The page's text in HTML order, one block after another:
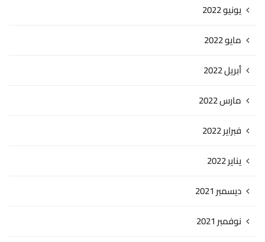
يونيو 2022
مايو 2022
أبريل 2022
مارس 2022
فبراير 2022
يناير 2022
ديسمبر 2021
نوفمبر 2021